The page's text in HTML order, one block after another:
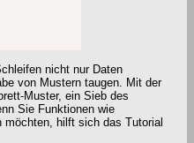
nicht nur Daten
von Mustern taugen. Mit der
Muster, ein Sieb des
Sie Funktionen wie
möchten, hilft sich das Tutorial